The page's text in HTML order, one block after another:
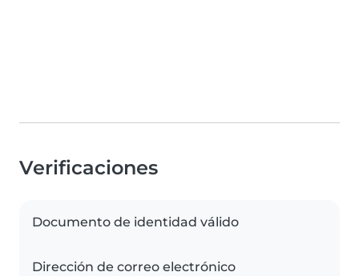
Verificaciones
Documento de identidad válido
Dirección de correo electrónico